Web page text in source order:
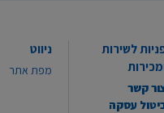
לשירות
קשר
עסקה
ניווט
מפת אתר